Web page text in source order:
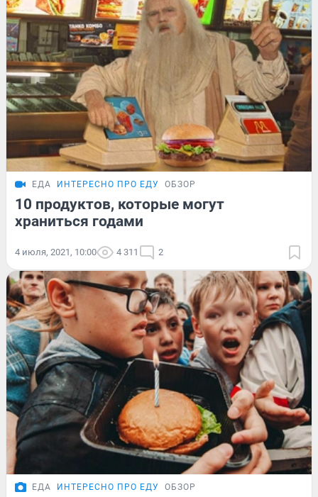
ЕДА ИНТЕРЕСНО ПРО ЕДУ ОБЗОР
10 продуктов, которые могут
храниться годами
4 июля, 2021, 10:00 4 311 2
ЕДА ИНТЕРЕСНО ПРО ЕДУ ОБЗОР